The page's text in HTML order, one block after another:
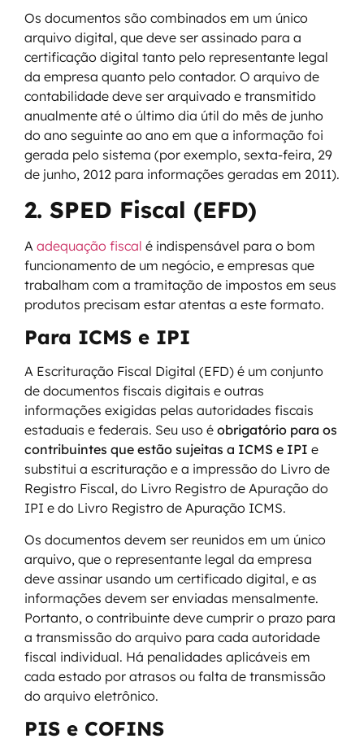
Os documentos são combinados em um único
arquivo digital, que deve ser assinado para a
certificação digital tanto pelo representante legal
da empresa quanto pelo contador. O arquivo de
contabilidade deve ser arquivado e transmitido
anualmente até o último dia útil do mês de junho
do ano seguinte ao ano em que a informação foi
gerada pelo sistema (por exemplo, sexta-feira, 29
de junho, 2012 para informações geradas em 2011).
2. SPED Fiscal (EFD)
A adequação fiscal é indispensável para o bom
funcionamento de um negócio, e empresas que
trabalham com a tramitação de impostos em seus
produtos precisam estar atentas a este formato.
Para ICMS e IPI
A Escrituração Fiscal Digital (EFD) é um conjunto
de documentos fiscais digitais e outras
informações exigidas pelas autoridades fiscais
estaduais e federais. Seu uso é obrigatório para os
contribuintes que estão sujeitas a ICMS e IPI e
substitui a escrituração e a impressão do Livro de
Registro Fiscal, do Livro Registro de Apuração do
IPI e do Livro Registro de Apuração ICMS.
Os documentos devem ser reunidos em um único
arquivo, que o representante legal da empresa
deve assinar usando um certificado digital, e as
informações devem ser enviadas mensalmente.
Portanto, o contribuinte deve cumprir o prazo para
a transmissão do arquivo para cada autoridade
fiscal individual. Há penalidades aplicáveis em
cada estado por atrasos ou falta de transmissão
do arquivo eletrônico.
PIS e COFINS